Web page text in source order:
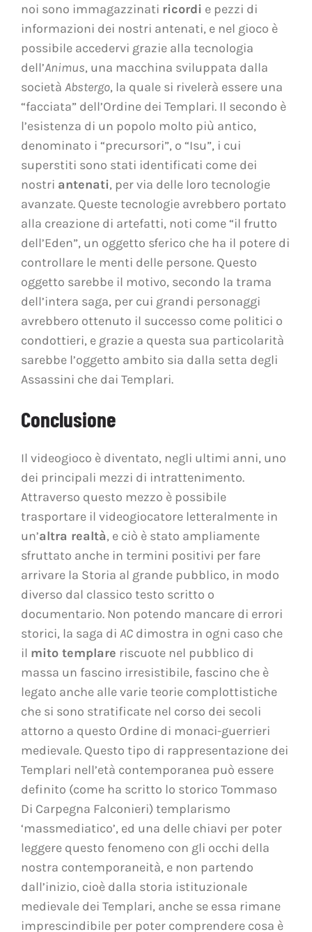
noi sono immagazzinati ricordi e pezzi di
informazioni dei nostri antenati, e nel gioco è
possibile accedervi grazie alla tecnologia
dell’Animus, una macchina sviluppata dalla
società Abstergo, la quale si rivelerà essere una
“facciata” dell’Ordine dei Templari. Il secondo è
l’esistenza di un popolo molto più antico,
denominato i “precursori”, o “Isu”, i cui
superstiti sono stati identificati come dei
nostri antenati, per via delle loro tecnologie
avanzate. Queste tecnologie avrebbero portato
alla creazione di artefatti, noti come “il frutto
dell’Eden”, un oggetto sferico che ha il potere di
controllare le menti delle persone. Questo
oggetto sarebbe il motivo, secondo la trama
dell’intera saga, per cui grandi personaggi
avrebbero ottenuto il successo come politici o
condottieri, e grazie a questa sua particolarità
sarebbe l’oggetto ambito sia dalla setta degli
Assassini che dai Templari.
Conclusione
Il videogioco è diventato, negli ultimi anni, uno
dei principali mezzi di intrattenimento.
Attraverso questo mezzo è possibile
trasportare il videogiocatore letteralmente in
un’altra realtà, e ciò è stato ampliamente
sfruttato anche in termini positivi per fare
arrivare la Storia al grande pubblico, in modo
diverso dal classico testo scritto o
documentario. Non potendo mancare di errori
storici, la saga di ACdimostra in ogni caso che
il mito templare riscuote nel pubblico di
massa un fascino irresistibile, fascino che è
legato anche alle varie teorie complottistiche
che si sono stratificate nel corso dei secoli
attorno a questo Ordine di monaci-guerrieri
medievale. Questo tipo di rappresentazione dei
Templari nell’età contemporanea può essere
definito (come ha scritto lo storico Tommaso
Di Carpegna Falconieri) templarismo
‘massmediatico’, ed una delle chiavi per poter
leggere questo fenomeno con gli occhi della
nostra contemporaneità, e non partendo
dall’inizio, cioè dalla storia istituzionale
medievale dei Templari, anche se essa rimane
imprescindibile per poter comprendere cosa è